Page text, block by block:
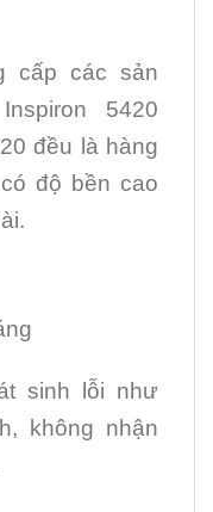
cấp các sản
Inspiron 5420
đều là hàng
độ bền cao
sinh lỗi như
không nhận